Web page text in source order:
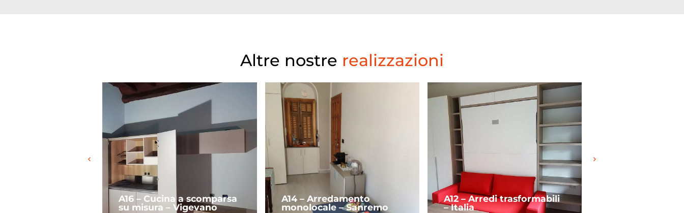
Altre nostre realizzazioni
A16 – Cucina a scomparsa
su misura – Vigevano
A14 – Arredamento
monolocale – Sanremo
A12 – Arredi trasformabili
– Italia